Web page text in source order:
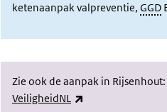
ketenaanpak valpreventie, GGD
Zie ook de aanpak in Rijsenhout:
VeiligheidNL